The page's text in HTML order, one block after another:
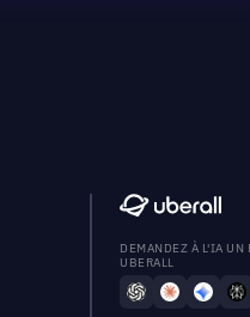
DEMANDEZ À L'IA UN
UBERALL